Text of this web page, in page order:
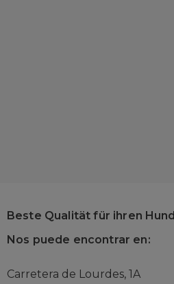
Beste Qualität für ihren Hund
Nos puede encontrar en:
Carretera de Lourdes, 1A